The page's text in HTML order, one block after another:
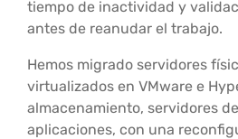
tiempo de inactividad y
antes de reanudar el trabajo.
Hemos migrado servidores
virtualizados en VMware e
almacenamiento, servidores
aplicaciones, con una